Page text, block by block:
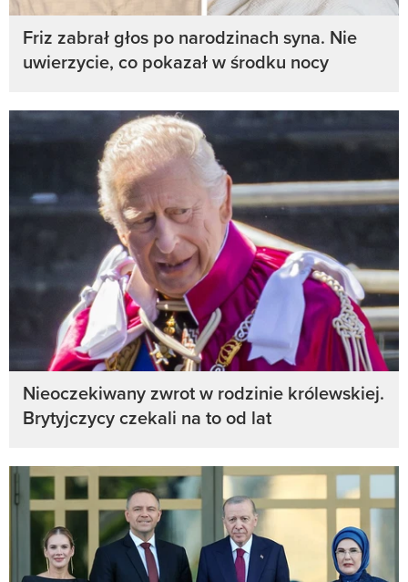
Friz zabrał głos po narodzinach syna. Nie
uwierzycie, co pokazał w środku nocy
Nieoczekiwany zwrot w rodzinie królewskiej.
Brytyjczycy czekali na to od lat